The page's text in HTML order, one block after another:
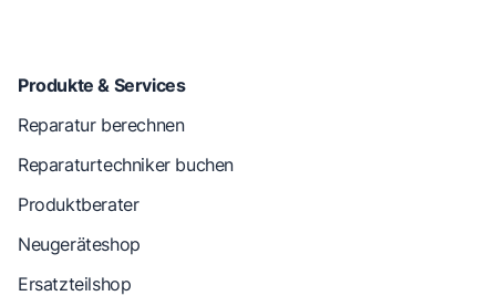
Produkte & Services
Reparatur berechnen
Reparaturtechniker buchen
Produktberater
Neugeräteshop
Ersatzteilshop